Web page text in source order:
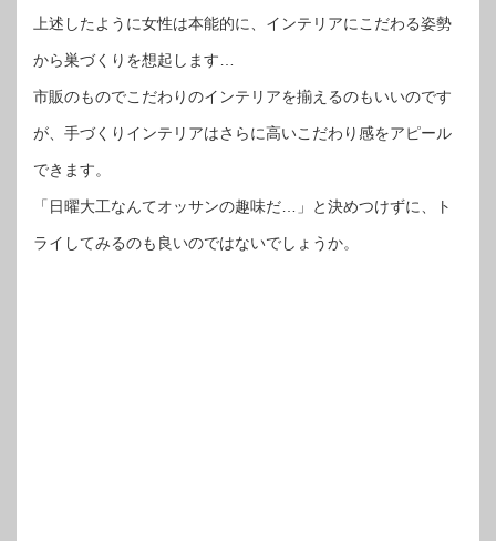
上述したように女性は本能的に、インテリアにこだわる姿勢
から巣づくりを想起します…
市販のものでこだわりのインテリアを揃えるのもいいのです
が、手づくりインテリアはさらに高いこだわり感をアピール
できます。
「日曜大工なんてオッサンの趣味だ…」と決めつけずに、ト
ライしてみるのも良いのではないでしょうか。